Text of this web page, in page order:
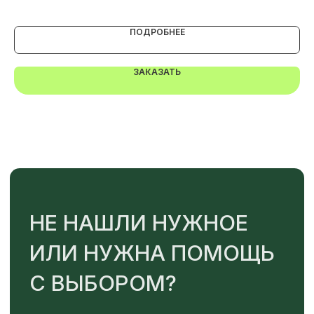
ПОДРОБНЕЕ
ЗАКАЗАТЬ
Или напишите нам напрямую
MAX
TELEGRAM